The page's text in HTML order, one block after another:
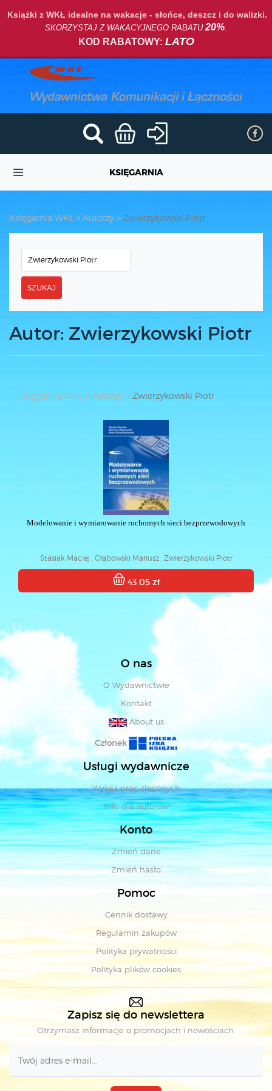
Książki z WKŁ idealne na wakacje - słońce, deszcz i do walizki.
SKORZYSTAJ Z WAKACYJNEGO RABATU20%.
KOD RABATOWY: LATO
KSIĘGARNIA
Księgarnia WKŁ Autorzy Zwierzykowski Piotr
SZUKAJ
Autor: Zwierzykowski Piotr
Księgarnia WKŁ Autorzy Zwierzykowski Piotr
Modelowanie i wymiarowanie ruchomych sieci bezprzewodowych
Stasiak Maciej , Głąbowski Mariusz , Zwierzykowski Piotr
43.05 zł
O nas
O Wydawnictwie
Kontakt
About us
Członek
Usługi wydawnicze
Wykaz prac zleconych
Info dla autorów
Konto
Zmień dane
Zmień hasło
Pomoc
Cennik dostawy
Regulamin zakupów
Polityka prywatności
Polityka plików cookies
Zapisz się do newslettera
Otrzymasz informacje o promocjach i nowościach.